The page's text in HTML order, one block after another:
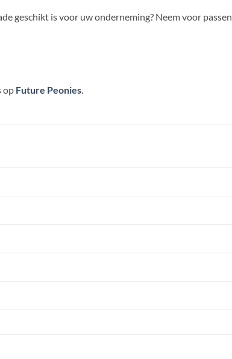
geschikt is voor uw onderneming? Neem voor
op Future Peonies.